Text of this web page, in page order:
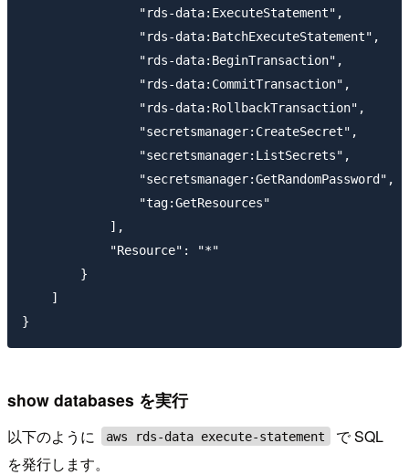
                "rds-data:ExecuteStatement",
                "rds-data:BatchExecuteStatement",
                "rds-data:BeginTransaction",
                "rds-data:CommitTransaction",
                "rds-data:RollbackTransaction",
                "secretsmanager:CreateSecret",
                "secretsmanager:ListSecrets",
                "secretsmanager:GetRandomPassword",
                "tag:GetResources"
            ],
            "Resource": "*"
        }
    ]
show databases を実行
以下のように aws rds-data execute-statement
で SQL
を発行します。